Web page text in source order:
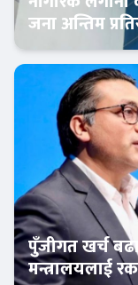
Banner News
जना अन्तिम
पुँजीगत खर्च
मन्त्रालयलाई